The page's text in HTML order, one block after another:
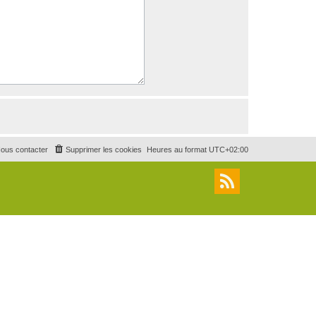
Heures au format UTC+02:00
Supprimer les cookies
contacter